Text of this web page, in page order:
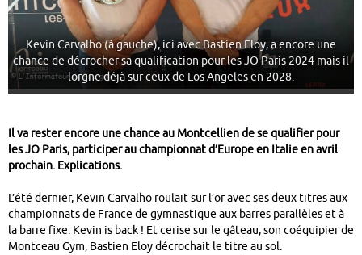
Kevin Carvalho (à gauche), ici avec Bastien Eloy, a encore une
chance de décrocher sa qualification pour les JO Paris 2024 mais il
lorgne déjà sur ceux de Los Angeles en 2028.
Il va rester encore une chance au Montcellien de se qualifier pour
les JO Paris, participer au championnat d’Europe en Italie en avril
prochain. Explications.
L’été dernier, Kevin Carvalho roulait sur l’or avec ses deux titres aux
championnats de France de gymnastique aux barres parallèles et à
la barre fixe. Kevin is back ! Et cerise sur le gâteau, son coéquipier de
Montceau Gym, Bastien Eloy décrochait le titre au sol.